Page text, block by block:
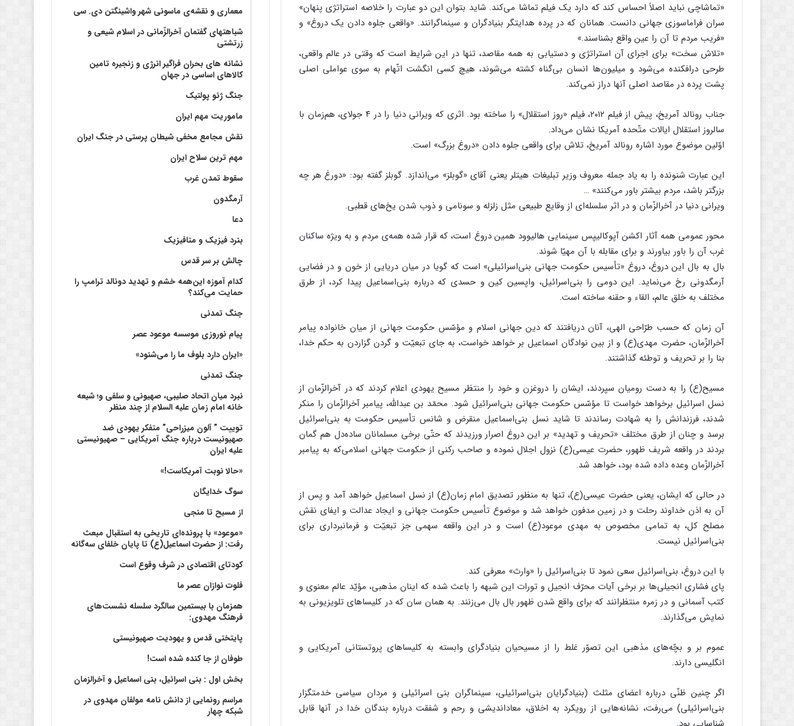
«تماشاچی نباید اصلاً احساس کند که دارد یک فیلم تماشا می‌کند. شاید بتوان این دو عبارت را خلاصه استراتژی پنهان»
سران فراماسوزی جهانی دانست. همانان که در پرده هدایتگر بنیادگران و سینماگرانند. «واقعی جلوه دادن یک دروغ» و
«فریب مردم تا آن را عین واقع بشناسند.»
«تلاش سخت» برای اجرای آن استراتژی و دستیابی به همه مقاصد، تنها در این شرایط است که وقتی در عالم واقعی،
طرحی درافکنده می‌شود و میلیون‌ها انسان بی‌گناه کشته می‌شوند، هیچ ‌کسی انگشت اتّهام به سوی عواملی اصلی
پشت پرده در مقاصد اصلی آنها دراز نمی‌کند.
جناب رونالد آمریخ، پیش از فیلم ۲۰۱۲، فیلم «روز استقلال» را ساخته بود. اثری که ویرانی دنیا را در ۴ جولای، هم‌زمان با
سالروز استقلال ایالات متّحده آمریکا نشان می‌داد.
اوّلین موضوع مورد اشاره رونالد آمریخ، تلاش برای واقعی جلوه دادن «دروغ بزرگ» است.
این عبارت شنونده را به یاد جمله معروف وزیر تبلیغات هیتلر یعنی‌ آقای «گوبلز» می‌اندازد. گوبلز گفته بود: «دورغ هر چه
بزرگتر باشد، مردم بیشتر باور می‌کنند» …
ویرانی دنیا در آخرالزّمان و در اثر سلسله‌ای از وقایع طبیعی مثل زلزله و سونامی و ذوب شدن یخ‌های قطبی.
محور عمومی همه آثار اکشن آپوکالیپس سینمایی هالیوود همین دروغ است، که قرار شده همه‌ی مردم و به ویژه ساکنان
غرب آن را باور بیاورند و برای مقابله با آن مهیّا شوند.
بال به بال این دروغ، دروغ «تأسیس حکومت جهانی بنی‌اسرائیلی» است که گویا در میان دریایی از خون و در فضایی
آرمگدونی رخ می‌نماید. این دومی را بنی‌اسرائیل، واپسین کین و حسدی که درباره بنی‌اسماعیل پیدا کرد، از طرق
مختلف به خلق عالم، القاء و حقنه ساخته است.
آن زمان که حسب طرّاحی الهی، آنان دریافتند که دین جهانی اسلام و مؤسّس حکومت جهانی از میان خانواده پیامر
آخرالزّمان، حضرت مهدی(ع) و از بین نوادگان اسماعیل بر خواهد خواست، به جای تبعیّت و گردن گزاردن به حکم خدا،
بنا را بر تحریف و توطئه گذاشتند.
مسیح(ع) را به دست رومیان سپردند، ایشان را دروغزن و خود را منتظر مسیح یهودی اعلام کردند که در آخرالزّمان از
نسل اسرائیل برخواهد خواست تا مؤسّس حکومت جهانی بنی‌اسرائیل شود. محمّد بن عبدالله، پیامبر آخرالزّمان را منکر
شدند، فرزندانش را به شهادت رساندند تا شاید نسل بنی‌اسماعیل منقرض و شانس تأسیس حکومت به بنی‌اسرائیل
برسد و چنان از طرق مختلف «تحریف و تهدید» بر این دروغ اصرار ورزیدند که حتّی برخی مسلمانان ساده‌دل هم گمان
بردند در واقعه شریف ظهور، حضرت عیسی(ع) نزول اجلال نموده و صاحب رکنی از حکومت جهانی اسلامی‌که به پیامبر
آخرالزّمان وعده داده شده بود، خواهد شد.
در حالی که ایشان، یعنی حضرت عیسی(ع)، تنها به منظور تصدیق امام زمان(ع) از نسل اسماعیل خواهد آمد و پس از
آن به اذن خداوند رحلت و در زمین مدفون خواهد شد و موضوع تأسیس حکومت جهانی و ایجاد عدالت و ایفای نقش
مصلح کل، به تمامی مخصوص به مهدی موعود(ع) است و در این واقعه سهمی جز تبعیّت و فرمانبرداری برای
بنی‌اسرائیل نیست.
با این دروغ، بنی‌اسرائیل سعی نمود تا بنی‌اسرائیل را «وارث» معرفی کند.
پای فشاری انجیلی‌ها بر برخی آیات محرّف انجیل و تورات این شبهه را باعث شده که اینان مذهبی، مؤیّد عالم معنوی و
کتب آسمانی و در زمره منتظرانند که برای واقع شدن ظهور بال بال می‌زنند. به هما‌ن سان که در کلیسا‌های تلویزیونی به
نمایش می‌گذارند.
عموم بر و بچّه‌های مذهبی این تصوّر غلط را از مسیحیان بنیادگرای وابسته به کلیساهای پروتستانی آمریکایی و
انگلیسی دارند.
اگر چنین ظنّی درباره اعضای مثلث (بنیادگرایان بنی‌اسرائیلی، سینماگران بنی اسرائیلی و مردان سیاسی خدمتگزار
بنی‌اسرائیلی) می‌رفت، نشانه‌هایی از رویکرد به اخلاق، معاداندیشی و رحم و شفقت درباره بندگان خدا در آنها قابل
معماری و نقشه‌ی ماسونی شهر واشينگتن دی. سی
شباهتهای گفتمان آخر‌الزّمانی در اسلام شیعی و
زرتشتی
نشانه های بحران فراگیر انرژی و زنجیره تامین
کالاهای اساسی در جهان
جنگ ژئو پولتیک
ماموریت مهم ایران
نقش مجامع مخفی شیطان پرستی در جنگ ایران
مهم ترین سلاح ایران
سقوط تمدن غرب
آرمگدون
دعا
بنرد فیزیک و متافیزیک
چالش بر سر قدس
کدام آموزه این‌همه خشم و تهدید دونالد ترامپ را
حمایت می‌کند؟
جنگ تمدنی
پیام نوروزی موسسه موعود عصر
«ایران دارد بلوف ما را می‌شنود»
جنگ تمدنی
نبرد میان اتحاد صلیبی، صهیونی و سلفی و؛ شیعه
خانه امام زمان علیه السلام از چند منظر
توییت ” آلون میزراحی” متفکر یهودی ضد
صهیونیست درباره جنگ آمریکایی – صهیونیستی
علیه ایران
«حالا نوبت آمریکاست!»
سوگ خدایگان
از مسیح تا منجی
«موعود» با پرونده‌ای تاریخی به استقبال مبعث
رفت: از حضرت اسماعیل(ع) تا پایان خلفای سه‌گانه
کودتای اقتصادی در شرف وقوع است
فلوت نوازان عصر ما
همزمان با بیستمین سالگرد سلسله نشست‌های
فرهنگ مهدوی:‌
پایتختی قدس و یهودیت صهیونیستی
طوفان از جا کنده شده است!
بخش اول : بنی اسرائیل، بنی اسماعیل و آخرالزمان
مراسم رونمایی از دانش نامه مولفان مهدوی در
شبکه چهار